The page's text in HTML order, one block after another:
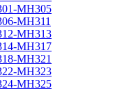
МН305
МН311
МН313
МН317
МН321
МН323
МН325